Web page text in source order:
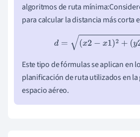
algoritmos de ruta
para calcular la distancia más corta
d=(x 2−x1)2+( y2−y1)
Este tipo de fórmulas se aplican en
planificación de ruta utilizados en
espacio aéreo.